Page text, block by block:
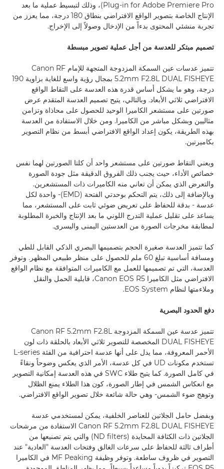
Plug-in for Adobe Premiere Pro)، وذلك لتبسيط عملية ما بعد
الإنتاج الخاصة بتصوير الواقع الافتراضي بنطاق 180 درجة، مما يعزز من
تجربة منشئي المحتوى بدءاً من الإدخال وصولاً إلى الإخراج.
تصميم مبتكر للعدسة من أجل عملية تصوير مبسطة
تتميز عدسات عين السمكة المزدوجة المتجهة للإمام Canon RF
5.2mm F2.8L DUAL FISHEYE بمجال رؤية واسع للغاية بزاوية 190
درجة، وهو ما يشكل أساس قدرة هذه العدسة على التقاط الواقع
الافتراضي ثلاثي الأبعاد. وبالتالي، يتيح تصميم العدسة المتقدم عرض
صورتين على مستشعر الكاميرا الوحيد للحصول على محاذاة وتزامن
مثاليين وبشكل مباشر من الكاميرا. ومن خلال الاستفادة من العدسة
بهذه الطريقة، يكون إعداد الواقع الافتراضي أبسط من نظام التصوير
بكاميرتين.
ويعني التقاط صورتين على مستشعر واحد أن كلتا الصورتين لهما نفس
خصائص الأداء، حيث يجنب ذلك الفروق الدقيقة مثل جودة الصورة
والتعرض الذي يمكن أن تعاني منه الكاميرات ذات المستشعرين.
وبالإضافة إلى ذلك، يتم التحكم بوحدتي الفتحة (EMD)- واحدة لكل
عدسة - بدقة للحفاظ على تعريض ضوئي ثابت على المستشعر، مما
يساعد على تقليل عملية التدرج اللوني ما بعد الإنتاج والخبرة المطلوبة
لمطابقة مخرجات الصورة من العدستين اليمنى واليسرى.
كما تتميز العدسة صغيرة الحجم بتصميمها البصري الذكي القابل للطي
ومسافة أساسية تبلغ 60 ملم للحصول على منظر طبيعي المظهر. وتوفر
العدسة، التي تم تصميمها للعمل مع الكاميرات المتوافقة مع نظام الواقع
الافتراضي مثل الكاميرا Canon EOS R5، قابلية الحمل والنقل
وملاءمتها لنظام EOS System.
دفع الحدود البصرية
تتميز عدسة عين السمكة المزدوجة Canon RF 5.2mm F2.8L
DUAL FISHEYE المخصصة للتصوير ثلاثي الأبعاد بالحلقة ذات لون
الأحمر المعروفة، مما يدل على أنها عدسة احترافية من الفئة L-series
تستخدم مكونات UD في كل عدسة، الأمر الذي يعكس وضوحاً ونقاءً
في كامل الصورة. كما يتيح طلاء SWC في هذه العدسة إمكانية التصوير
مع انعكاس الشمس في إطار الصورة، كون هذا الطلاء يمنع الظلال
وتوهج ضوء الشمس- وهي حالة شائعة خلال تصوير الواقع الافتراضي.
وبفضل حامل الجلاتين للعناصر الخلفية، يمكن لمستخدمي عدسة
Canon RF 5.2mm F2.8L DUAL FISHEYE الاستفادة من مرشحات
الجلاتين ذات الكثافة المحايدة (ND filters) والتي يتم تصنيعها من
أطراف ثالثة للحفاظ على سرعات الغالق وفتحات العدسة "العادية" عند
التصوير في ظروف ساطعة. وتوفر وظيفة MF Peaking في الكاميرا